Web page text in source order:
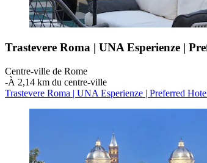
Trastevere Roma | UNA Esperienze |
Centre-ville de Rome
‐À 2,14 km du centre-ville
Trastevere Roma | UNA Esperienze | Preferred